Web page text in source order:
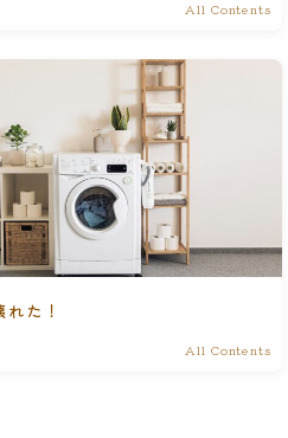
All Contents
た！
All Contents